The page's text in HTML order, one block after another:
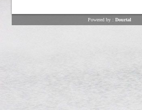
Powered by : Dourtal